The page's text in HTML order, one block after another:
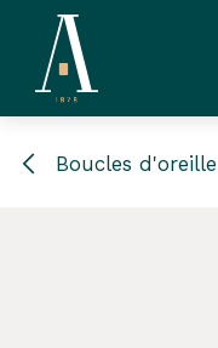
Se rendre au contenu
Boucles d'oreille